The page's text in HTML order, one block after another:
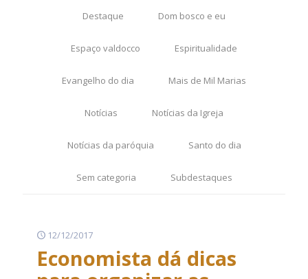
Destaque Dom bosco e eu
Espaço valdocco Espiritualidade
Evangelho do dia Mais de Mil Marias
Notícias Notícias da Igreja
Notícias da paróquia Santo do dia
Sem categoria Subdestaques
12/12/2017
Economista dá dicas